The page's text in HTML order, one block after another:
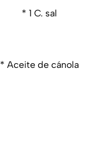
* 1 C. sal
* Aceite de cánola